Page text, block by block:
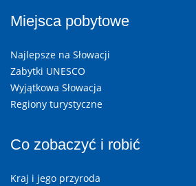
Miejsca pobytowe
Najlepsze na Słowacji
Zabytki UNESCO
Wyjątkowa Słowacja
Regiony turystyczne
Co zobaczyć i robić
Kraj i jego przyroda